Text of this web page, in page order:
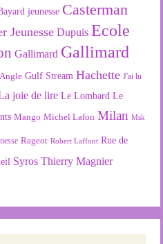
jeunesse Casterman
Jeunesse Dupuis Ecole
Gallimard Gallimard
Gulf Stream Hachette J'ai lu
joie de lire Le Lombard Le
Mango Michel Lafon Milan Msk
Rageot Robert Laffont Rue de
Syros Thierry Magnier